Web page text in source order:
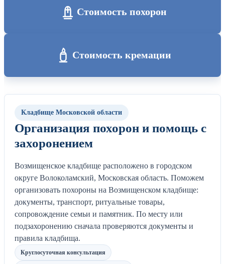
Стоимость похорон
Стоимость кремации
Кладбище Московской области
Организация похорон и помощь с
захоронением
Возмищенское кладбище расположено в городском
округе Волоколамский, Московская область. Поможем
организовать похороны на Возмищенском кладбище:
документы, транспорт, ритуальные товары,
сопровождение семьи и памятник. По месту или
подзахоронению сначала проверяются документы и
правила кладбища.
Круглосуточная консультация